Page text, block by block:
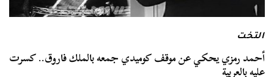
التخت
أحمد رمزي يحكي عن موقف كوميدي جمعه بالملك فاروق.. كسرت
عليه بالعربية